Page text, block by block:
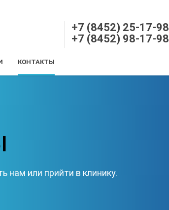
+7 (8452) 25-17-98
+7 (8452) 98-17-98
КОНТАКТЫ
нам или прийти в клинику.